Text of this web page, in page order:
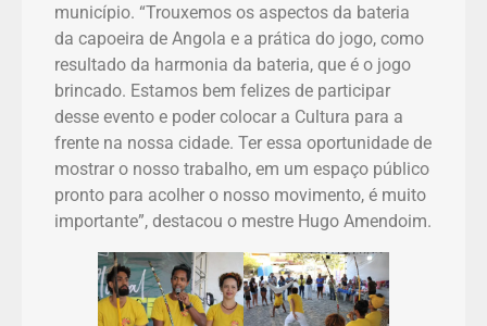
município. “Trouxemos os aspectos da bateria
da capoeira de Angola e a prática do jogo, como
resultado da harmonia da bateria, que é o jogo
brincado. Estamos bem felizes de participar
desse evento e poder colocar a Cultura para a
frente na nossa cidade. Ter essa oportunidade de
mostrar o nosso trabalho, em um espaço público
pronto para acolher o nosso movimento, é muito
importante”, destacou o mestre Hugo Amendoim.